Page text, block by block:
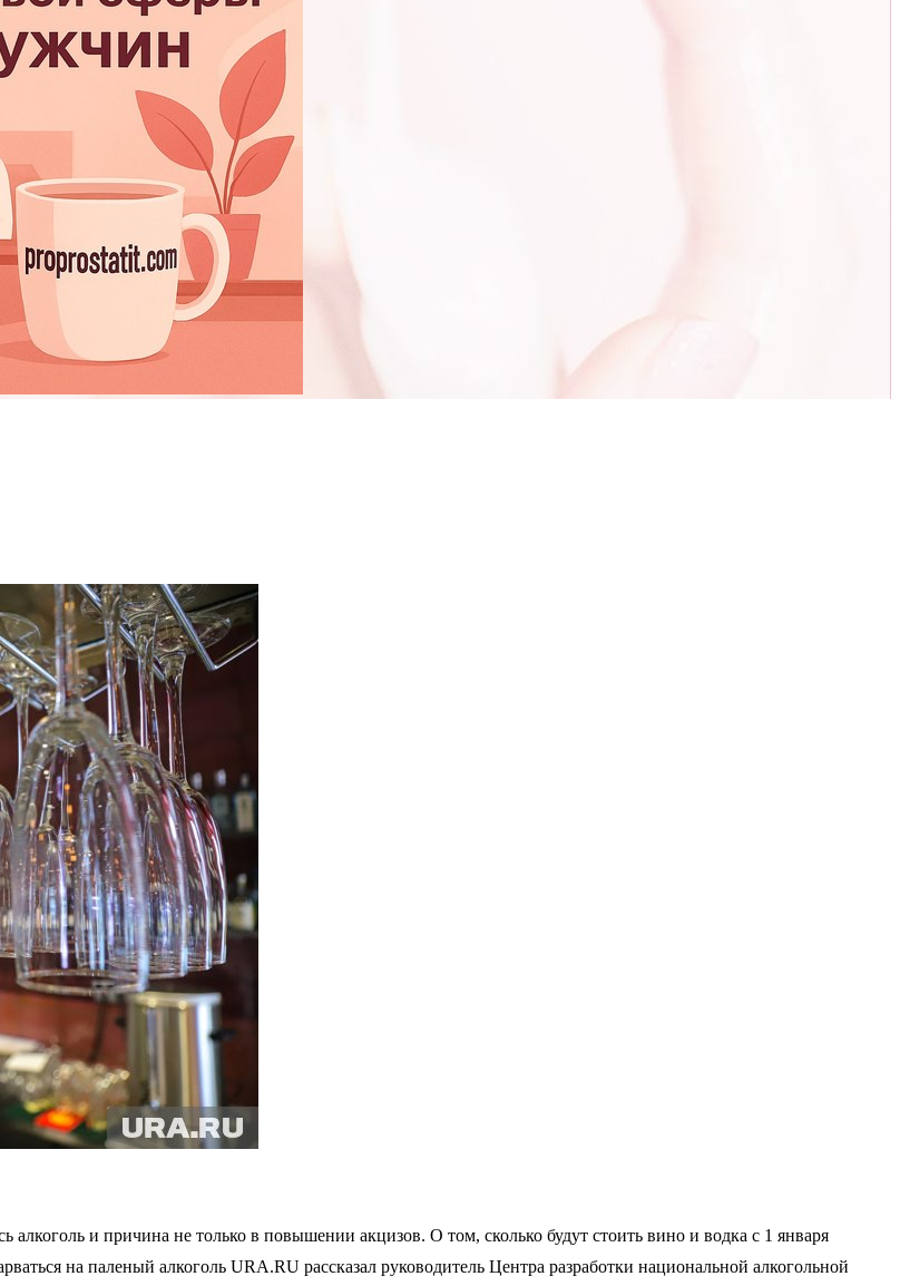
и причина не только в повышении акцизов. О том, сколько будут стоить вино и водка с 1 января
на паленый алкоголь URA.RU рассказал руководитель Центра разработки национальной алкогольной